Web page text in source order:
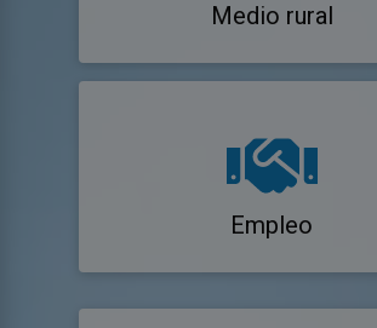
Medio rural
Empleo